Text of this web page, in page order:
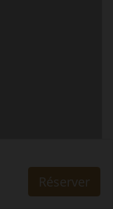
Réserver